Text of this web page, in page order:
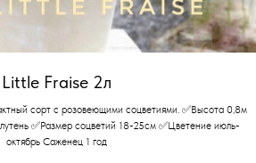
Little Fraise 2л
сорт с розовеющими соцветиями. ✅Высота 0,8м
✅Размер соцветий 18-25см ✅Цветение июль-
октябрь Саженец 1 год